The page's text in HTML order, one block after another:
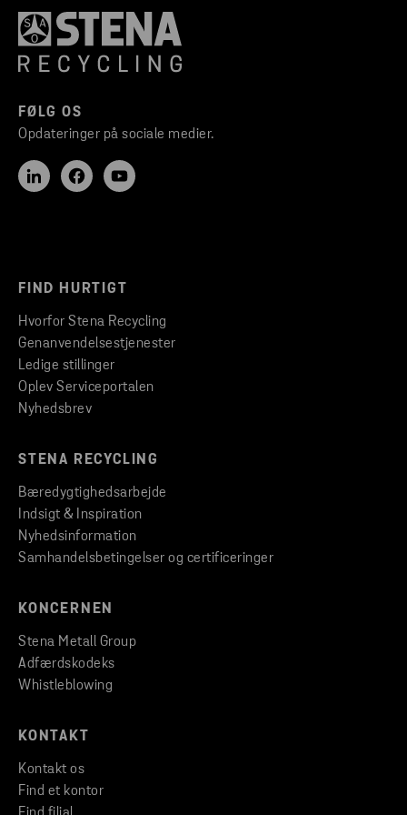
FØLG OS
Opdateringer på sociale medier.
FIND HURTIGT
Hvorfor Stena Recycling
Genanvendelsestjenester
Ledige stillinger
Oplev Serviceportalen
Nyhedsbrev
STENA RECYCLING
Bæredygtighedsarbejde
Indsigt & Inspiration
Nyhedsinformation
Samhandelsbetingelser og certificeringer
KONCERNEN
Stena Metall Group
Adfærdskodeks
Whistleblowing
KONTAKT
Kontakt os
Find et kontor